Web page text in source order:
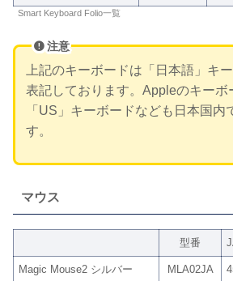
Smart Keyboard Folio一覧
注意
上記のキーボードは「日本語」キ
表記しております。Appleのキーボ
「US」キーボードなども日本国内
す。
マウス
型番
Magic Mouse2 シルバー MLA02JA